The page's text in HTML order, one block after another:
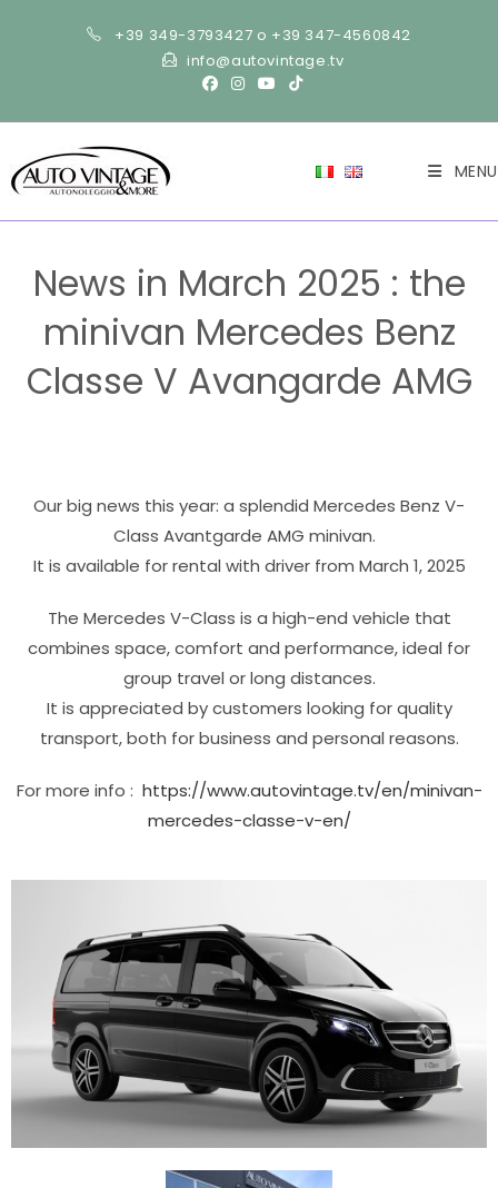
+39 349-3793427 o +39 347-4560842
info@autovintage.tv
MENU
News in March 2025 : the
minivan Mercedes Benz
Classe V Avangarde AMG
Our big news this year: a splendid Mercedes Benz V-
Class Avantgarde AMG minivan.
It is available for rental with driver from March 1, 2025
The Mercedes V-Class is a high-end vehicle that
combines space, comfort and performance, ideal for
group travel or long distances.
It is appreciated by customers looking for quality
transport, both for business and personal reasons.
For more info : https://www.autovintage.tv/en/minivan-
mercedes-classe-v-en/